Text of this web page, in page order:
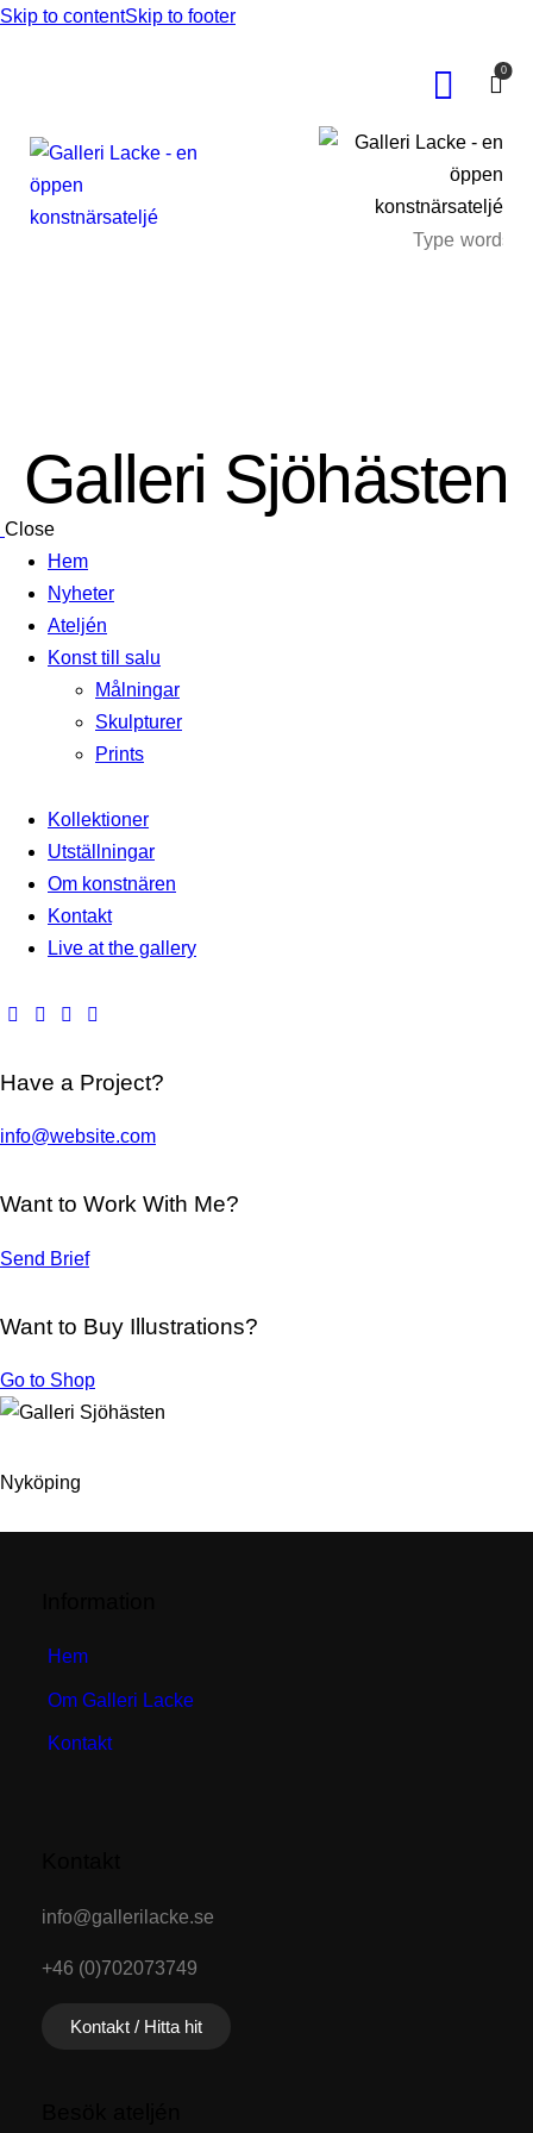
Skip to contentSkip to footer
0
Galleri Sjöhästen
Close
Hem
Nyheter
Ateljén
Konst till salu
Målningar
Skulpturer
Prints
Kollektioner
Utställningar
Om konstnären
Kontakt
Live at the gallery
Have a Project?
info@website.com
Want to Work With Me?
Send Brief
Want to Buy Illustrations?
Go to Shop
Nyköping
Hem
Om Galleri Lacke
Kontakt
info@gallerilacke.se
+46 (0)702073749
Kontakt / Hitta hit